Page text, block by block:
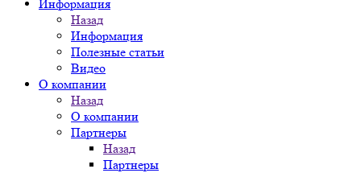
Информация
Назад
Информация
Полезные статьи
Видео
О компании
Назад
О компании
Партнеры
Назад
Партнеры